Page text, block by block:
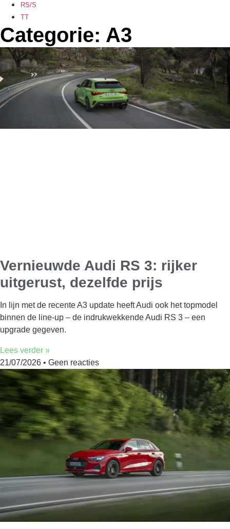
RS/S
TT
Categorie: A3
Vernieuwde Audi RS 3: rijker
uitgerust, dezelfde prijs
In lijn met de recente A3 update heeft Audi ook het topmodel
binnen de line-up – de indrukwekkende Audi RS 3 – een
upgrade gegeven.
Lees verder »
21/07/2026
Geen reacties